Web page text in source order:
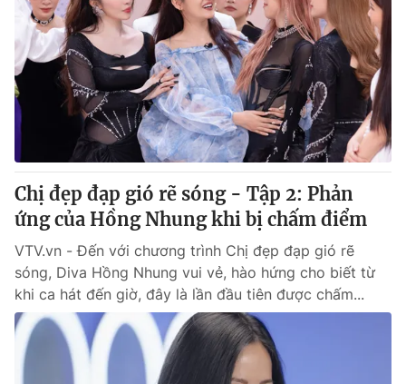
Chị đẹp đạp gió rẽ sóng - Tập 2: Phản
ứng của Hồng Nhung khi bị chấm điểm
VTV.vn - Đến với chương trình Chị đẹp đạp gió rẽ
sóng, Diva Hồng Nhung vui vẻ, hào hứng cho biết từ
khi ca hát đến giờ, đây là lần đầu tiên được chấm...